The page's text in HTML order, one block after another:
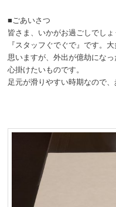
■ごあいさつ
皆さま、いかがお過ごしでし
『スタッフぐでぐで』です。
思いますが、外出が億劫にな
心掛けたいものです。
足元が滑りやすい時期なので、